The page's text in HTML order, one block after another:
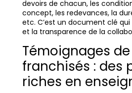
devoirs de chacun, les
concept, les redevances, la
etc. C’est un document clé
et la transparence de la
Témoignages de
franchisés : des
riches en